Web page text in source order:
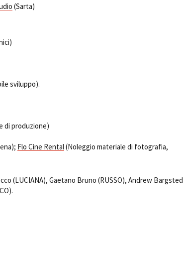
(Sarta)
sviluppo).
di produzione)
Flo Cine Rental(Noleggio materiale di fotografia,
(LUCIANA), Gaetano Bruno (RUSSO), Andrew Bargsted